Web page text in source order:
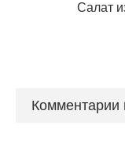
Салат
Комментарии